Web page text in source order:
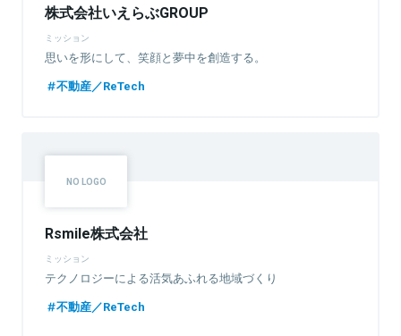
株式会社いえらぶGROUP
ミッション
思いを形にして、笑顔と夢中を創造する。
不動産／ReTech
Rsmile株式会社
ミッション
テクノロジーによる活気あふれる地域づくり
不動産／ReTech